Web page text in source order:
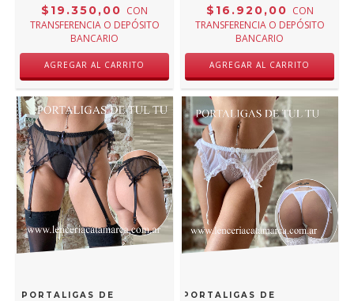
$19.350,00 CON
TRANSFERENCIA O DEPÓSITO
BANCARIO
AGREGAR AL CARRITO
$16.920,00 CON
TRANSFERENCIA O DEPÓSITO
BANCARIO
AGREGAR AL CARRITO
PORTALIGAS DE TUL NEGROMOMENTOS PORTALIGAS DE TUL BLANCO